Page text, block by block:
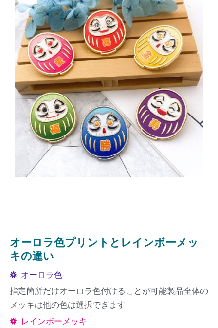
オーロラ色プリントとレインボーメッ
キの違い
オーロラ色
指定箇所だけオーロラ色付けることが可能製品全体の
メッキは他の色は選択できます
レインボーメッキ